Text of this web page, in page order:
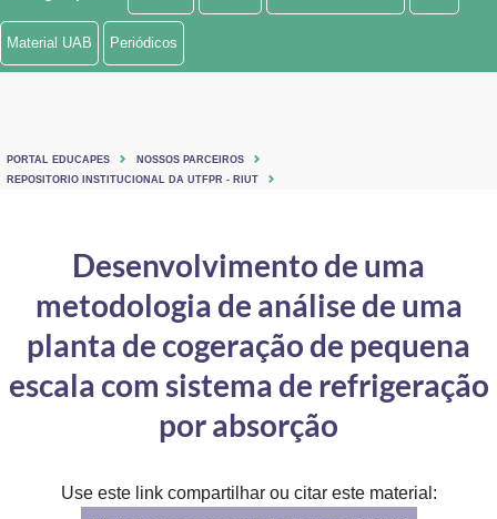
Ministério de Minas e Energia
Ministério do Turismo
Controladoria-Geral da União
Ministério da Mulher, da Família e dos Direitos Humanos
Secretaria-Geral
Material UAB Periódicos
PORTAL EDUCAPES
NOSSOS PARCEIROS
REPOSITORIO INSTITUCIONAL DA UTFPR - RIUT
Desenvolvimento de uma
metodologia de análise de uma
planta de cogeração de pequena
escala com sistema de refrigeração
por absorção
Use este link compartilhar ou citar este material: